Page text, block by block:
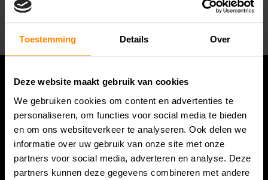
Toestemming Details Over
Deze website maakt gebruik van cookies
We gebruiken cookies om content en advertenties te
personaliseren, om functies voor social media te bieden
en om ons websiteverkeer te analyseren. Ook delen we
informatie over uw gebruik van onze site met onze
partners voor social media, adverteren en analyse. Deze
partners kunnen deze gegevens combineren met andere
Abonneer